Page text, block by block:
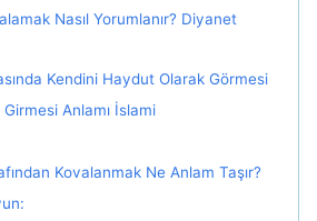
Nasıl Yorumlanır? Diyanet
Kendini Haydut Olarak Görmesi
Anlamı İslami
Kovalanmak Ne Anlam Taşır?